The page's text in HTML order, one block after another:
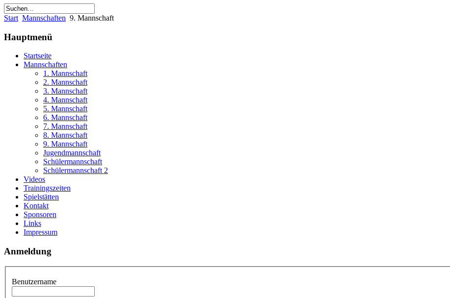
Start Mannschaften 9. Mannschaft
Hauptmenü
Startseite
Mannschaften
1. Mannschaft
2. Mannschaft
3. Mannschaft
4. Mannschaft
5. Mannschaft
6. Mannschaft
7. Mannschaft
8. Mannschaft
9. Mannschaft
Jugendmannschaft
Schülermannschaft
Schülermannschaft 2
Videos
Trainingszeiten
Spielstätten
Kontakt
Sponsoren
Links
Impressum
Anmeldung
Benutzername